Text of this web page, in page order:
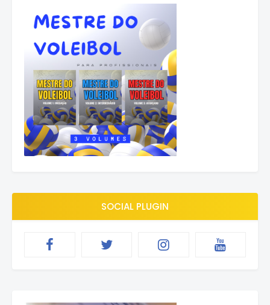
SOCIAL PLUGIN